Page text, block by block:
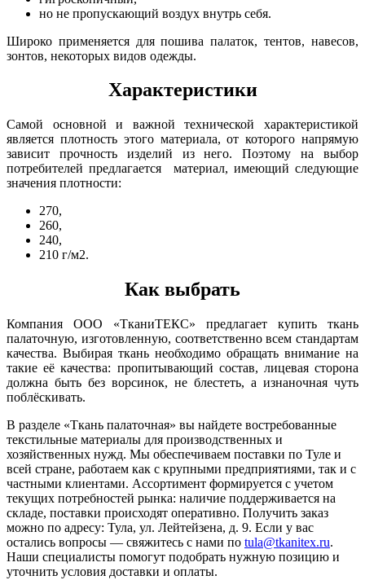
но не пропускающий воздух внутрь себя.
Широко применяется для пошива палаток, тентов, навесов,
зонтов, некоторых видов одежды.
Характеристики
Самой основной и важной технической характеристикой
является плотность этого материала, от которого напрямую
зависит прочность изделий из него. Поэтому на выбор
потребителей предлагается материал, имеющий следующие
значения плотности:
270,
260,
240,
210 г/м2.
Как выбрать
Компания ООО «ТканиТЕКС» предлагает купить ткань
палаточную, изготовленную, соответственно всем стандартам
качества. Выбирая ткань необходимо обращать внимание на
такие её качества: пропитывающий состав, лицевая сторона
должна быть без ворсинок, не блестеть, а изнаночная чуть
поблёскивать.
В разделе «Ткань палаточная» вы найдете востребованные
текстильные материалы для производственных и
хозяйственных нужд. Мы обеспечиваем поставки по Туле и
всей стране, работаем как с крупными предприятиями, так и с
частными клиентами. Ассортимент формируется с учетом
текущих потребностей рынка: наличие поддерживается на
складе, поставки происходят оперативно. Получить заказ
можно по адресу: Тула, ул. Лейтейзена, д. 9. Если у вас
остались вопросы — свяжитесь с нами по tula@tkanitex.ru.
Наши специалисты помогут подобрать нужную позицию и
уточнить условия доставки и оплаты.